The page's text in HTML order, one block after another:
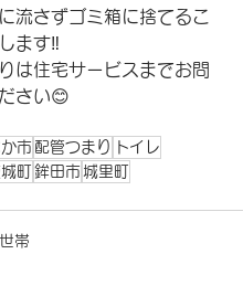
帯
流さずゴミ箱に捨てるこ
ます‼️
は住宅サービスまでお問
さい😊
市 配管つまり
トイレ
町 鉾田市 城里町